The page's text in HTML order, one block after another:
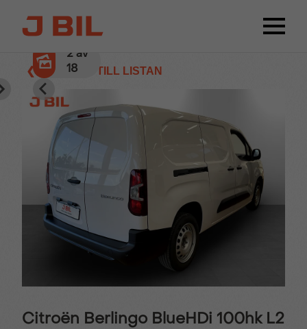
❮ TILLBAKA TILL LISTAN
2av
18
Citroën Berlingo BlueHDi 100hk L2